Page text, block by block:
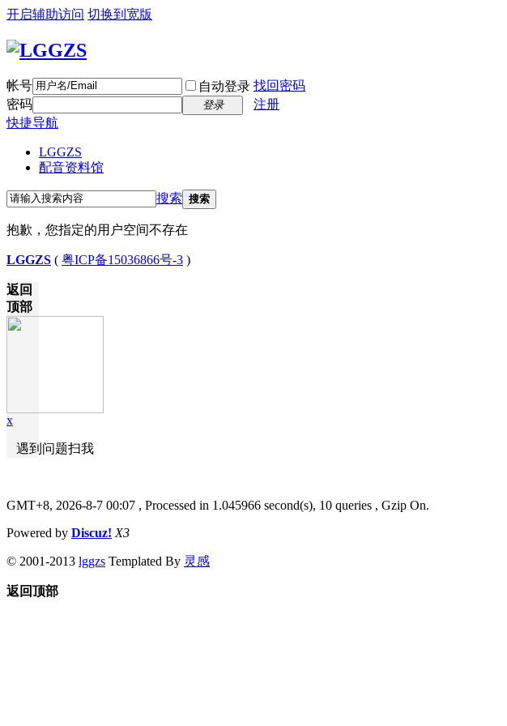
开启辅助访问 切换到宽版
帐号 自动登录 找回密码
密码
登录
注册
快捷导航
LGGZS
配音资料馆
搜索 搜索
抱歉，您指定的用户空间不存在
LGGZS ( 粤ICP备15036866号-3 )
返回
顶部
x
遇到问题扫我
GMT+8, 2026-8-7 00:07 , Processed in 1.045966 second(s), 10 queries , Gzip On.
Powered by Discuz! X3
© 2001-2013 lggzs Templated By 灵感
返回顶部